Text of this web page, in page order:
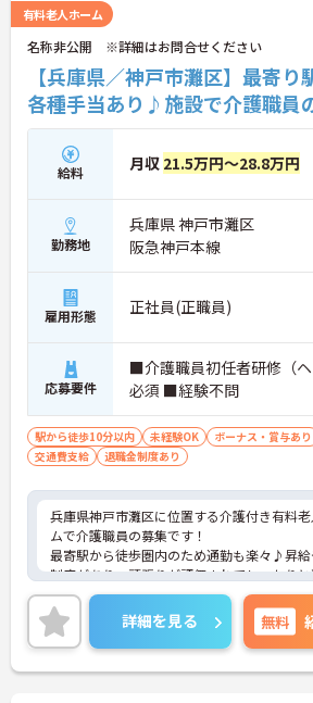
方は面接対策ポイントや求人の詳細などお
しますのでお気軽にお問い合わせ下さい。
有料老人ホーム
名称非公開 ※詳細はお問合せください
【兵庫県／神戸市灘区】最寄
各種手当あり♪施設で介護職員
給料 月収 21.5万円～28.8万円
勤務地
兵庫県 神戸市灘区
阪急神戸本線
雇用形態 正社員(正職員)
応募要件
■介護職員初任者研修（
必須 ■経験不問
駅から徒歩10分以内 未経験OK ボーナス・賞与あり
交通費支給
退職金制度あり
兵庫県神戸市灘区に位置する介護付き有料
ムで介護職員の募集です！
最寄駅から徒歩圏内のため通勤も楽々♪昇給
制度があり、頑張りが評価されてしっかり
れます。さらに住宅手当などの各種手当も
嬉しいポイントです◎丁寧な研修とフォロー
で、経験に関わらず安心してスタートできま
こちらの求人にご興味がございましたら面
ントもお伝えしますので是非ご応募お待ち
詳細を見る 無料